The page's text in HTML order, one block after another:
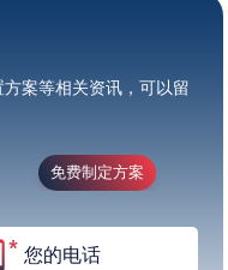
案等相关资讯，可以留
免费制定方案